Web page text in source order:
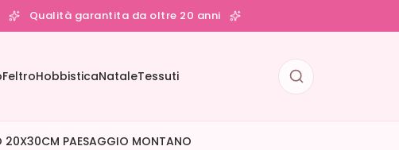
Qualità garantita da oltre 20 anni
FeltroHobbisticaNataleTessuti
20X30CM PAESAGGIO MONTANO